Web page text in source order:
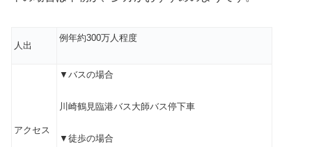
人出
例年約300万人程度
アクセス
▼バスの場合
川崎鶴見臨港バス大師バス停下車
▼ 徒歩の場合